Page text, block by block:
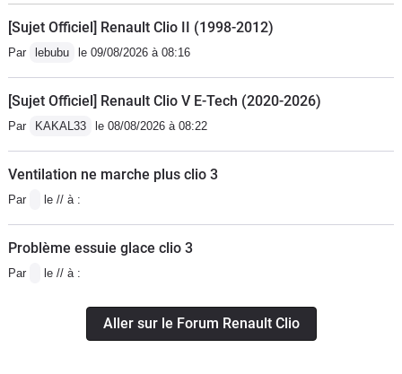
[Sujet Officiel] Renault Clio II (1998-2012)
Par lebubu le 09/08/2026 à 08:16
[Sujet Officiel] Renault Clio V E-Tech (2020-2026)
Par KAKAL33 le 08/08/2026 à 08:22
Ventilation ne marche plus clio 3
Par le // à :
Problème essuie glace clio 3
Par le // à :
Aller sur le Forum Renault Clio